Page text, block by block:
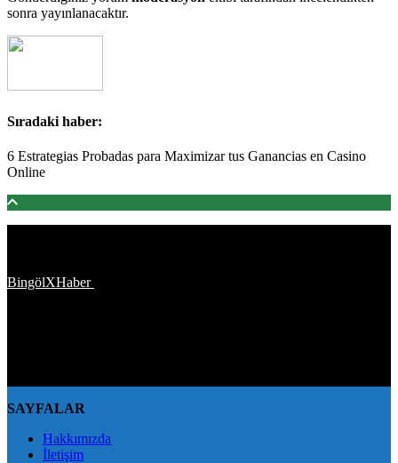
sonra yayınlanacaktır.
Sıradaki haber:
6 Estrategias Probadas para Maximizar tus Ganancias en Casino
Online
BingölXHaber
SAYFALAR
Hakkımızda
İletişim